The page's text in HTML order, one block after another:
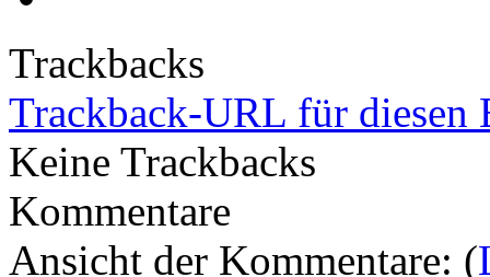
Trackbacks
Trackback-URL für diesen
Keine Trackbacks
Kommentare
Ansicht der Kommentare: (